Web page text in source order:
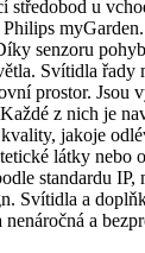
středobod u
senzoru
Svítidla řady
prostor. Jsou
z nich je
jakoje
látky nebo
standardu
Svítidla a
a